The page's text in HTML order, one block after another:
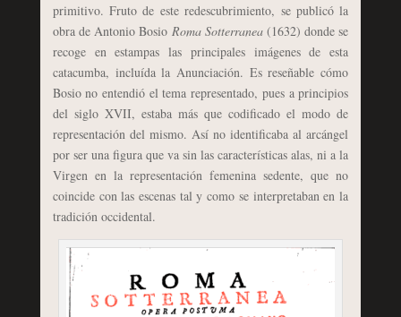
primitivo. Fruto de este redescubrimiento, se publicó la
obra de Antonio Bosio Roma Sotterranea (1632) donde se
recoge en estampas las principales imágenes de esta
catacumba, incluída la Anunciación. Es reseñable cómo
Bosio no entendió el tema representado, pues a principios
del siglo XVII, estaba más que codificado el modo de
representación del mismo. Así no identificaba al arcángel
por ser una figura que va sin las características alas, ni a la
Virgen en la representación femenina sedente, que no
coincide con las escenas tal y como se interpretaban en la
tradición occidental.